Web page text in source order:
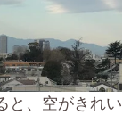
と、空がきれい